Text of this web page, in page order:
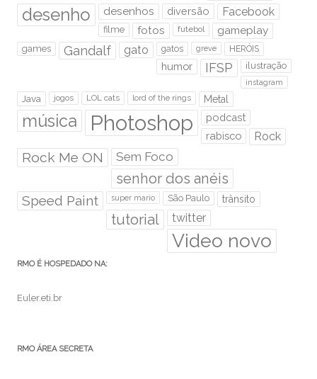
desenho desenhos diversão Facebook
filme fotos futebol gameplay
games Gandalf gato gatos greve HERÓIS
humor IFSP ilustração
instagram
Java jogos LOL cats lord of the rings Metal
música Photoshop
podcast
rabisco
Rock
Rock Me ON Sem Foco
senhor dos anéis
Speed Paint super mario São Paulo trânsito
tutorial twitter
Video novo
RMO É HOSPEDADO NA:
Euler.eti.br
RMO ÁREA SECRETA